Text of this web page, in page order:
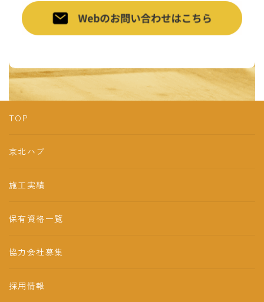
ム
リ
ン
TOP
京北ハブ
施工実績
保有資格一覧
協力会社募集
採用情報